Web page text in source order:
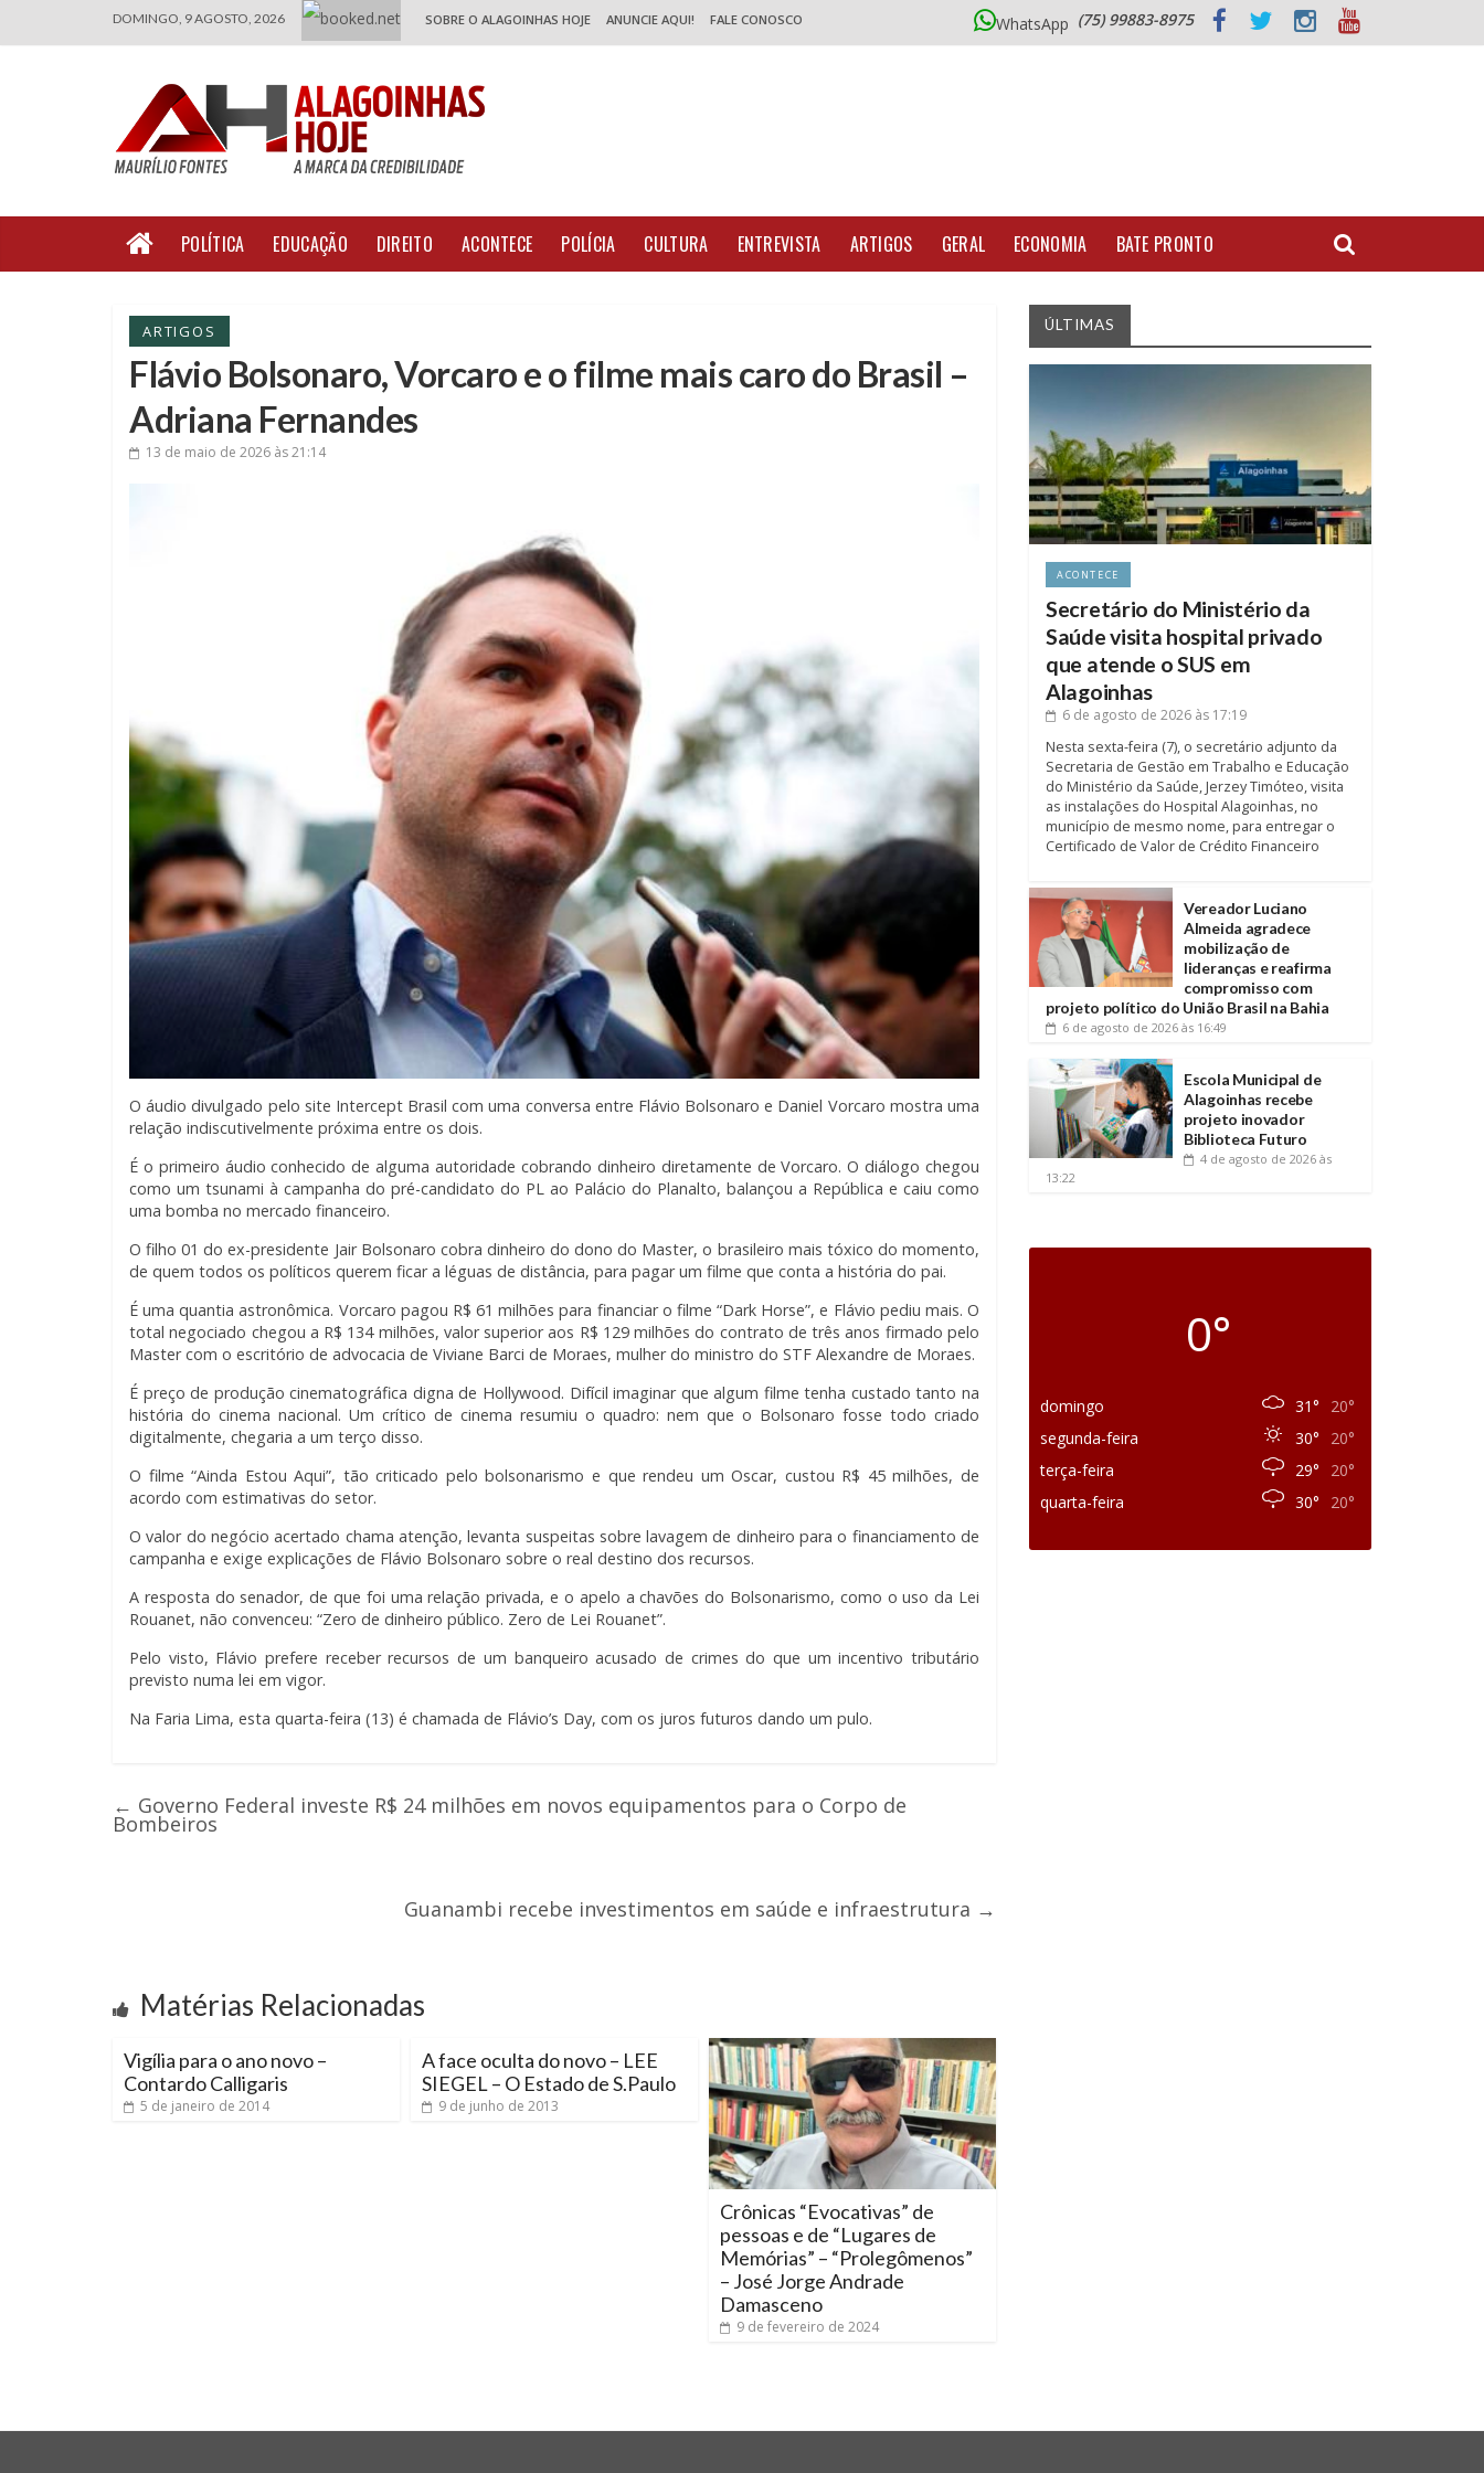
DOMINGO, 9 AGOSTO, 2026 SOBRE O ALAGOINHAS HOJE ANUNCIE AQUI! FALE CONOSCO WhatsApp (75) 99883-8975
POLÍTICA EDUCAÇÃO DIREITO ACONTECE POLÍCIA CULTURA ENTREVISTA ARTIGOS GERAL ECONOMIA BATE PRONTO
ARTIGOS
Flávio Bolsonaro, Vorcaro e o filme mais caro do Brasil –
Adriana Fernandes
13 de maio de 2026 às 21:14
O áudio divulgado pelo site Intercept Brasil com uma conversa entre Flávio Bolsonaro e Daniel Vorcaro mostra uma
relação indiscutivelmente próxima entre os dois.
É o primeiro áudio conhecido de alguma autoridade cobrando dinheiro diretamente de Vorcaro. O diálogo chegou
como um tsunami à campanha do pré-candidato do PL ao Palácio do Planalto, balançou a República e caiu como
uma bomba no mercado financeiro.
O filho 01 do ex-presidente Jair Bolsonaro cobra dinheiro do dono do Master, o brasileiro mais tóxico do momento,
de quem todos os políticos querem ficar a léguas de distância, para pagar um filme que conta a história do pai.
É uma quantia astronômica. Vorcaro pagou R$ 61 milhões para financiar o filme “Dark Horse”, e Flávio pediu mais. O
total negociado chegou a R$ 134 milhões, valor superior aos R$ 129 milhões do contrato de três anos firmado pelo
Master com o escritório de advocacia de Viviane Barci de Moraes, mulher do ministro do STF Alexandre de Moraes.
É preço de produção cinematográfica digna de Hollywood. Difícil imaginar que algum filme tenha custado tanto na
história do cinema nacional. Um crítico de cinema resumiu o quadro: nem que o Bolsonaro fosse todo criado
digitalmente, chegaria a um terço disso.
O filme “Ainda Estou Aqui”, tão criticado pelo bolsonarismo e que rendeu um Oscar, custou R$ 45 milhões, de
acordo com estimativas do setor.
O valor do negócio acertado chama atenção, levanta suspeitas sobre lavagem de dinheiro para o financiamento de
campanha e exige explicações de Flávio Bolsonaro sobre o real destino dos recursos.
A resposta do senador, de que foi uma relação privada, e o apelo a chavões do Bolsonarismo, como o uso da Lei
Rouanet, não convenceu: “Zero de dinheiro público. Zero de Lei Rouanet”.
Pelo visto, Flávio prefere receber recursos de um banqueiro acusado de crimes do que um incentivo tributário
previsto numa lei em vigor.
Na Faria Lima, esta quarta-feira (13) é chamada de Flávio’s Day, com os juros futuros dando um pulo.
← Governo Federal investe R$ 24 milhões em novos equipamentos para o Corpo de
Bombeiros
Guanambi recebe investimentos em saúde e infraestrutura →
Matérias Relacionadas
Vigília para o ano novo –
Contardo Calligaris
5 de janeiro de 2014
A face oculta do novo – LEE
SIEGEL – O Estado de S.Paulo
9 de junho de 2013
Crônicas “Evocativas” de
pessoas e de “Lugares de
Memórias” – “Prolegômenos”
– José Jorge Andrade
Damasceno
9 de fevereiro de 2024
ÚLTIMAS
ACONTECE
Secretário do Ministério da
Saúde visita hospital privado
que atende o SUS em
Alagoinhas
6 de agosto de 2026 às 17:19
Nesta sexta-feira (7), o secretário adjunto da
Secretaria de Gestão em Trabalho e Educação
do Ministério da Saúde, Jerzey Timóteo, visita
as instalações do Hospital Alagoinhas, no
município de mesmo nome, para entregar o
Certificado de Valor de Crédito Financeiro
Vereador Luciano
Almeida agradece
mobilização de
lideranças e reafirma
compromisso com
projeto político do União Brasil na Bahia
6 de agosto de 2026 às 16:49
Escola Municipal de
Alagoinhas recebe
projeto inovador
Biblioteca Futuro
4 de agosto de 2026 às
13:22
0°
domingo 31°
20°
segunda-feira
30°
20°
terça-feira
29°
20°
quarta-feira
30° 20°